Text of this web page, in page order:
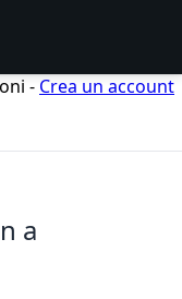
- Crea un account
a